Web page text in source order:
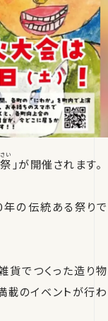
い
」が開催されます。
の伝統ある祭りで
貨でつくった造り物
載のイベントが行わ